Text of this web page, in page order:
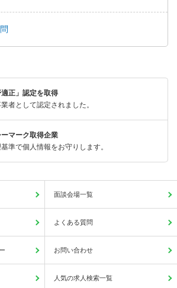
適正」認定を取得
者として認定されました。
マーク取得企業
準で個人情報をお守りします。
面談会場一覧
よくある質問
お問い合わせ
人気の求人検索一覧